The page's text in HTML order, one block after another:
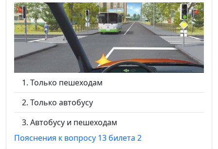
Только пешеходам
Только автобусу
Автобусу и пешеходам
Пояснения к вопросу 13 билета 2